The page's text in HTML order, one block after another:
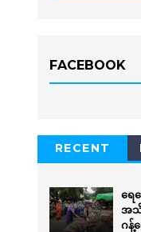
FACEBOOK
RECENT
ရေ
အသိ
ဂန့်